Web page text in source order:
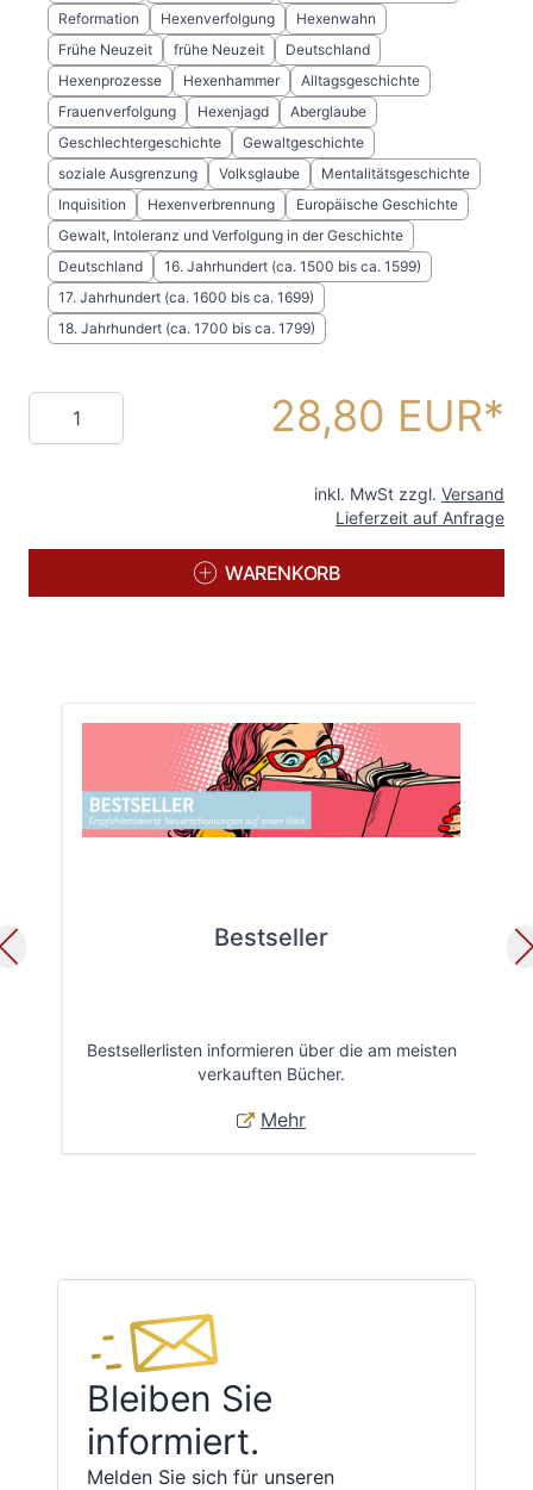
Reformation Hexenverfolgung
Hexenwahn
Frühe Neuzeit
frühe Neuzeit
Deutschland
Hexenprozesse
Hexenhammer
Alltagsgeschichte
Frauenverfolgung
Hexenjagd
Aberglaube
Geschlechtergeschichte
Gewaltgeschichte
soziale Ausgrenzung
Volksglaube
Mentalitätsgeschichte
Inquisition
Hexenverbrennung
Europäische Geschichte
Gewalt, Intoleranz und Verfolgung in der Geschichte
Deutschland
16. Jahrhundert (ca. 1500 bis ca. 1599)
17. Jahrhundert (ca. 1600 bis ca. 1699)
18. Jahrhundert (ca. 1700 bis ca. 1799)
Menge 28,80 EUR
inkl. MwSt zzgl. Versand
Lieferzeit auf Anfrage
WARENKORB
Bestseller
Bestsellerlisten informieren über die am meisten
verkauften Bücher.
Mehr
Bleiben Sie
informiert.
Melden Sie sich für unseren